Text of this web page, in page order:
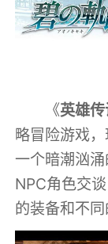
《英雄
略冒险游戏
一个暗潮汹
NPC角色交
的装备和不同